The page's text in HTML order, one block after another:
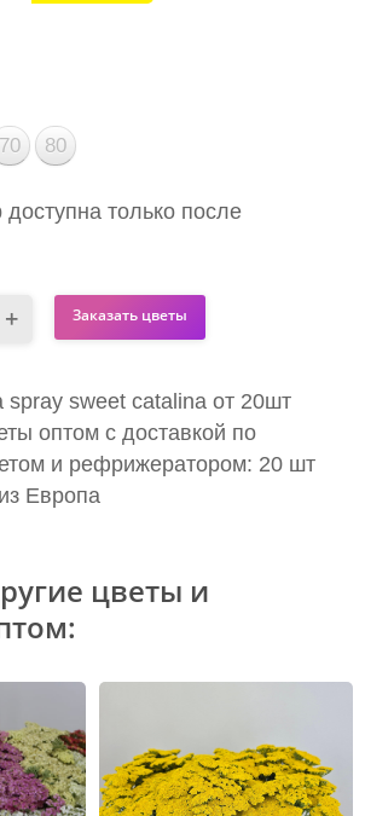
70 80
только после
Заказать цветы
spray sweet catalina от 20шт
оптом с доставкой по
и рефрижератором: 20 шт
Европа
цветы и